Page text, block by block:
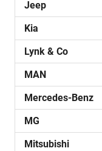
Jeep
Kia
Lynk & Co
MAN
Mercedes-Benz
MG
Mitsubishi